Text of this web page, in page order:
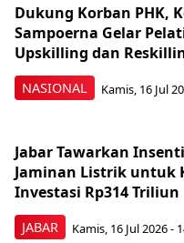
NASIONAL
Dukung Korban PHK,
Sampoerna Gelar
Upskilling dan
Kamis, 16 Jul
JABAR
Jabar Tawarkan
Jaminan Listrik untuk
Investasi Rp314 Triliun
Kamis, 16 Jul 2026 -